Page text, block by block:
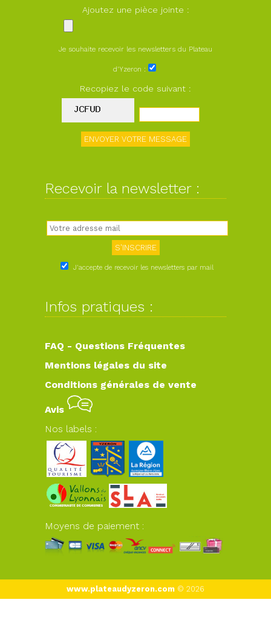
Ajoutez une pièce jointe :
Je souhaite recevoir les newsletters du Plateau
d'Yzeron :
Recopiez le code suivant :
Recevoir la newsletter :
J'accepte de recevoir les newsletters par mail
Infos pratiques :
FAQ - Questions Fréquentes
Mentions légales du site
Conditions générales de vente
Avis
Nos labels :
Moyens de paiement :
www.plateaudyzeron.com © 2026